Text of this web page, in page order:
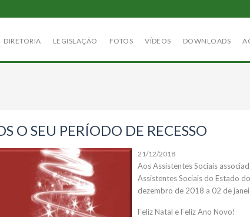
DIRETORIA LEGISLAÇÃO FOTOS VÍDEOS DOWNLOADS
O SEU PERÍODO DE RECESSO
21/12/2018
Aos Assistentes Sociais
Assistentes Sociais do Estado
dezembro de 2018 a 02 de
Feliz Natal e Feliz Ano Novo!